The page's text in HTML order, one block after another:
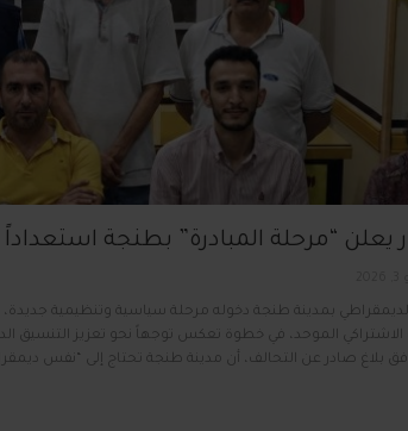
يعلن “مرحلة المبادرة” بطنجة
الديمقراطي بمدينة طنجة دخوله مرحلة سياسية وتنظيمية
الموحد، في خطوة تعكس توجهاً نحو تعزيز التنسيق
بلاغ صادر عن التحالف، أن مدينة طنجة تحتاج إلى “نفس